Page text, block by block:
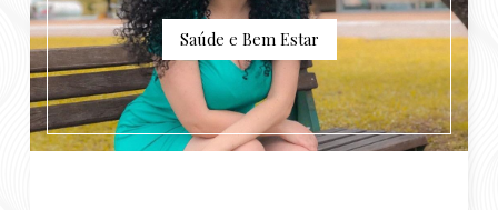
Saúde e Bem Estar